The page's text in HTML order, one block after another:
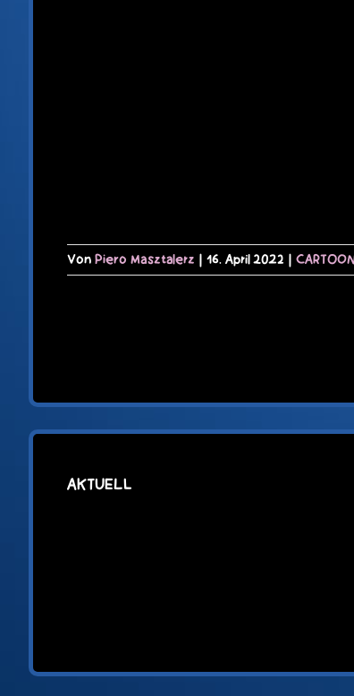
VonPiero Masztalerz | 16. April 2022 |
AKTUELL